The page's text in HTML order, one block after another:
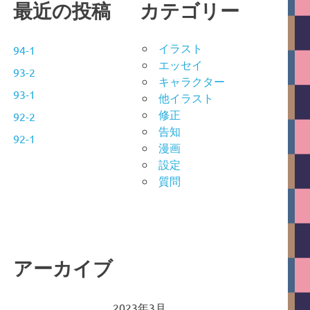
最近の投稿
94-1
93-2
93-1
92-2
92-1
カテゴリー
イラスト
エッセイ
キャラクター
他イラスト
修正
告知
漫画
設定
質問
アーカイブ
2023年3月